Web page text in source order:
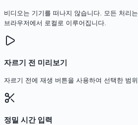
비디오는 기기를 떠나지 않습니다. 모든 처리
브라우저에서 로컬로 이루어집니다.
자르기 전 미리보기
자르기 전에 재생 버튼을 사용하여 선택한 범
정밀 시간 입력